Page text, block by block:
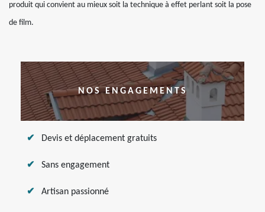
produit qui convient au mieux soit la technique à effet perlant soit la pose
de film.
NOS ENGAGEMENTS
Devis et déplacement gratuits
Sans engagement
Artisan passionné